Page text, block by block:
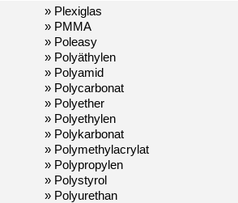
» Plexiglas
» PMMA
» Poleasy
» Polyäthylen
» Polyamid
» Polycarbonat
» Polyether
» Polyethylen
» Polykarbonat
» Polymethylacrylat
» Polypropylen
» Polystyrol
» Polyurethan